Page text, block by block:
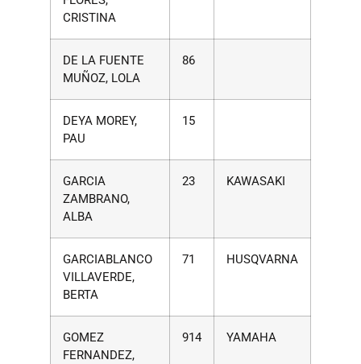
CRISTINA
DE LA FUENTE
MUÑOZ, LOLA
86
DEYA MOREY,
PAU
15
GARCIA
ZAMBRANO,
ALBA
23 KAWASAKI
GARCIABLANCO
VILLAVERDE,
BERTA
71 HUSQVARNA
GOMEZ
FERNANDEZ,
914 YAMAHA